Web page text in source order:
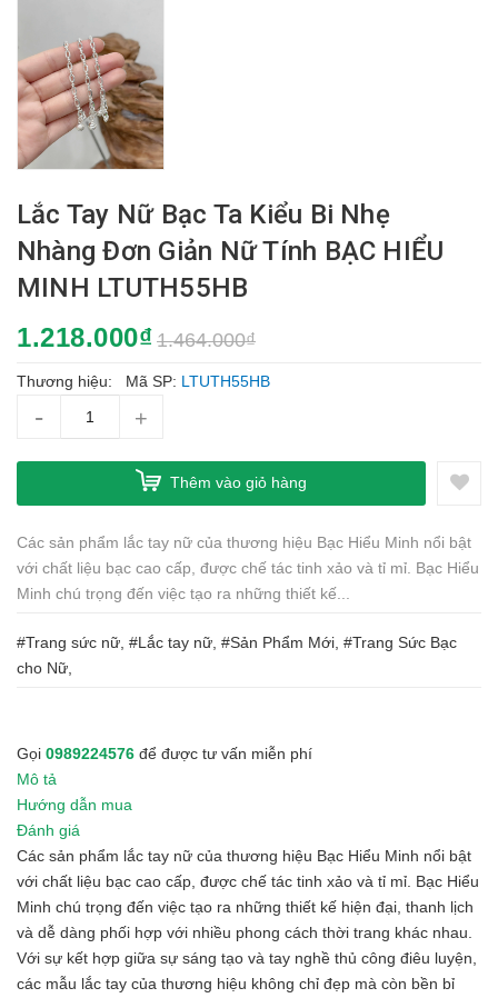
Lắc Tay Nữ Bạc Ta Kiểu Bi Nhẹ
Nhàng Đơn Giản Nữ Tính BẠC HIỂU
MINH LTUTH55HB
1.218.000₫ 1.464.000₫
Thương hiệu: Mã SP: LTUTH55HB
- +
Thêm vào giỏ hàng
Các sản phẩm lắc tay nữ của thương hiệu Bạc Hiểu Minh nổi bật
với chất liệu bạc cao cấp, được chế tác tinh xảo và tỉ mỉ. Bạc Hiểu
Minh chú trọng đến việc tạo ra những thiết kế...
#Trang sức nữ, #Lắc tay nữ, #Sản Phẩm Mới, #Trang Sức Bạc
cho Nữ,
Gọi 0989224576 để được tư vấn miễn phí
Mô tả
Hướng dẫn mua
Đánh giá
Các sản phẩm lắc tay nữ của thương hiệu Bạc Hiểu Minh nổi bật
với chất liệu bạc cao cấp, được chế tác tinh xảo và tỉ mỉ. Bạc Hiểu
Minh chú trọng đến việc tạo ra những thiết kế hiện đại, thanh lịch
và dễ dàng phối hợp với nhiều phong cách thời trang khác nhau.
Với sự kết hợp giữa sự sáng tạo và tay nghề thủ công điêu luyện,
các mẫu lắc tay của thương hiệu không chỉ đẹp mà còn bền bỉ